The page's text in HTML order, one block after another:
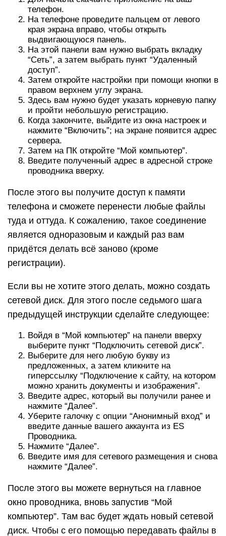
телефон.
На телефоне проведите пальцем от левого
края экрана вправо, чтобы открыть
выдвигающуюся панель.
На этой панели вам нужно выбрать вкладку
“Сеть”, а затем выбрать пункт “Удаленный
доступ”.
Затем откройте настройки при помощи кнопки в
правом верхнем углу экрана.
Здесь вам нужно будет указать корневую папку
и пройти небольшую регистрацию.
Когда закончите, выйдите из окна настроек и
нажмите “Включить”; на экране появится адрес
сервера.
Затем на ПК откройте “Мой компьютер”.
Введите полученный адрес в адресной строке
проводника вверху.
После этого вы получите доступ к памяти
телефона и сможете перенести любые файлы
туда и оттуда. К сожалению, такое соединение
является одноразовым и каждый раз вам
придётся делать всё заново (кроме
регистрации).
Если вы не хотите этого делать, можно создать
сетевой диск. Для этого после седьмого шага
предыдущей инструкции сделайте следующее:
Войдя в “Мой компьютер” на панели вверху
выберите пункт “Подключить сетевой диск”.
Выберите для него любую букву из
предложенных, а затем кликните на
гиперссылку “Подключение к сайту, на котором
можно хранить документы и изображения”.
Введите адрес, который вы получили ранее и
нажмите “Далее”.
Уберите галочку с опции “Анонимный вход” и
введите данные вашего аккаунта из ES
Проводника.
Нажмите “Далее”.
Введите имя для сетевого размещения и снова
нажмите “Далее”.
После этого вы можете вернуться на главное
окно проводника, вновь запустив “Мой
компьютер”. Там вас будет ждать новый сетевой
диск. Чтобы с его помощью передавать файлы в